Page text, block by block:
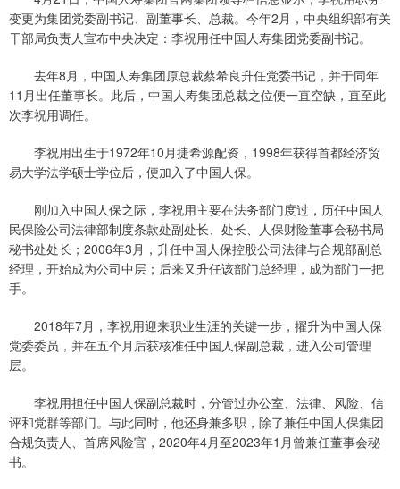
变更为集团党委副书记、副董事长、总裁。今年2月，中央组织部有关
干部局负责人宣布中央决定：李祝用任中国人寿集团党委副书记。
去年8月，中国人寿集团原总裁蔡希良升任党委书记，并于同年
11月出任董事长。此后，中国人寿集团总裁之位便一直空缺，直至此
次李祝用调任。
李祝用出生于1972年10月捷希源配资，1998年获得首都经济贸
易大学法学硕士学位后，便加入了中国人保。
刚加入中国人保之际，李祝用主要在法务部门度过，历任中国人
民保险公司法律部制度条款处副处长、处长、人保财险董事会秘书局
秘书处处长；2006年3月，升任中国人保控股公司法律与合规部副总
经理，开始成为公司中层；后来又升任该部门总经理，成为部门一把
手。
2018年7月，李祝用迎来职业生涯的关键一步，擢升为中国人保
党委委员，并在五个月后获核准任中国人保副总裁，进入公司管理
层。
李祝用担任中国人保副总裁时，分管过办公室、法律、风险、信
评和党群等部门。与此同时，他还身兼多职，除了兼任中国人保集团
合规负责人、首席风险官，2020年4月至2023年1月曾兼任董事会秘
书。